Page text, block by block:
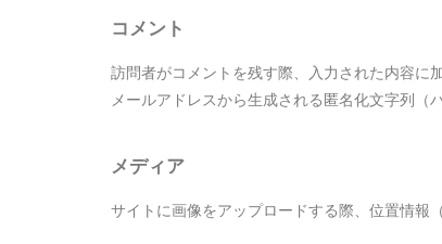
コメント
訪問者がコメントを残す際、入力された内容に
メールアドレスから生成される匿名化文字列（
メディア
サイトに画像をアップロードする際、位置情報